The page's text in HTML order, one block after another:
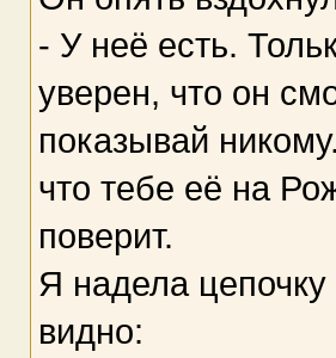
- У неё есть.
уверен, что он
показывай
что тебе её на
поверит.
Я надела
видно: